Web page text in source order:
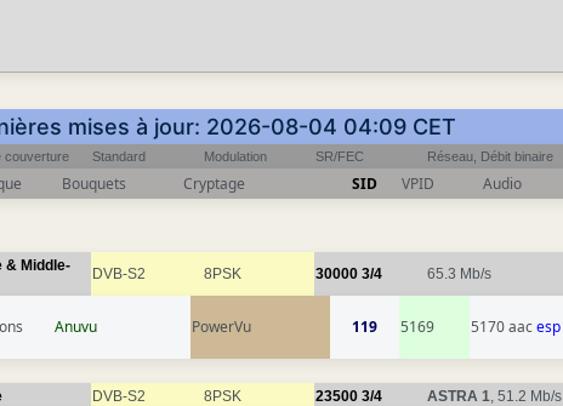
mises à jour: 2026-08-04 04:09 CET
couverture Standard Modulation SR/FEC Réseau, Débit binaire
Bouquets Cryptage SID VPID Audio
& Middle-
DVB-S2 8PSK 30000 3/4 65.3 Mb/s
Anuvu PowerVu 119 5169 5170 aacesp
DVB-S2 8PSK 23500 3/4 ASTRA 1, 51.2 Mb/s